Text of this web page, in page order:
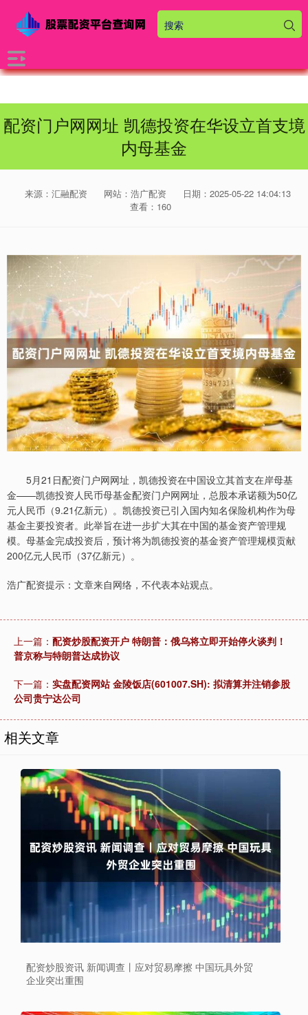
配资门户网网址 凯德投资在华设立首支境
内母基金
来源：汇融配资 网站：浩广配资
日期：2025-05-22 14:04:13
查看：160
5月21日配资门户网网址，凯德投资在中国设立其首支在岸母基
金——凯德投资人民币母基金配资门户网网址，总股本承诺额为50亿
元人民币（9.21亿新元）。凯德投资已引入国内知名保险机构作为母
基金主要投资者。此举旨在进一步扩大其在中国的基金资产管理规
模。母基金完成投资后，预计将为凯德投资的基金资产管理规模贡献
200亿元人民币（37亿新元）。
浩广配资提示：文章来自网络，不代表本站观点。
上一篇： 配资炒股配资开户 特朗普：俄乌将立即开始停火谈判！
普京称与特朗普达成协议
下一篇： 实盘配资网站 金陵饭店(601007.SH): 拟清算并注销参股
公司贵宁达公司
相关文章
配资炒股资讯 新闻调查丨应对贸易摩擦 中国玩具外贸
企业突出重围